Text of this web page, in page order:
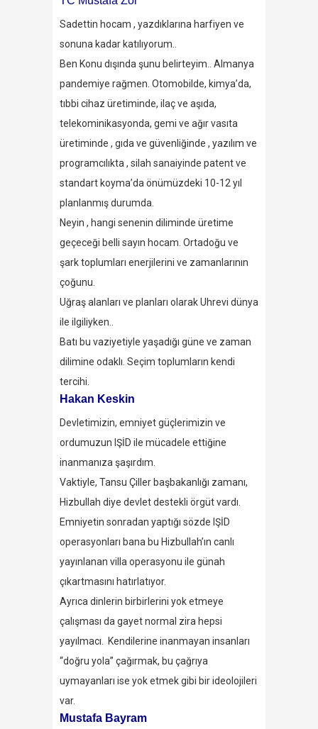
Sadettin hocam , yazdıklarına harfiyen ve
sonuna kadar katılıyorum..
Ben Konu dışında şunu belirteyim.. Almanya
pandemiye rağmen. Otomobilde, kimya’da,
tıbbi cihaz üretiminde, ilaç ve aşıda,
telekominikasyonda, gemi ve ağır vasıta
üretiminde , gıda ve güvenliğinde , yazılım ve
programcılıkta , silah sanaiyinde patent ve
standart koyma’da önümüzdeki 10-12 yıl
planlanmış durumda.
Neyin , hangi senenin diliminde üretime
geçeceği belli sayın hocam. Ortadoğu ve
şark toplumları enerjilerini ve zamanlarının
çoğunu.
Uğraş alanları ve planları olarak Uhrevi dünya
ile ilgiliyken..
Batı bu vaziyetiyle yaşadığı güne ve zaman
dilimine odaklı. Seçim toplumların kendi
tercihi.
Hakan Keskin
Devletimizin, emniyet güçlerimizin ve
ordumuzun IŞİD ile mücadele ettiğine
inanmanıza şaşırdım.
Vaktiyle, Tansu Çiller başbakanlığı zamanı,
Hizbullah diye devlet destekli örgüt vardı.
Emniyetin sonradan yaptığı sözde IŞİD
operasyonları bana bu Hizbullah’ın canlı
yayınlanan villa operasyonu ile günah
çıkartmasını hatırlatıyor.
Ayrıca dinlerin birbirlerini yok etmeye
çalışması da gayet normal zira hepsi
yayılmacı. Kendilerine inanmayan insanları
“doğru yola” çağırmak, bu çağrıya
uymayanları ise yok etmek gibi bir ideolojileri
var.
Mustafa Bayram